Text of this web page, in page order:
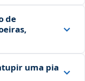
de
uma pia